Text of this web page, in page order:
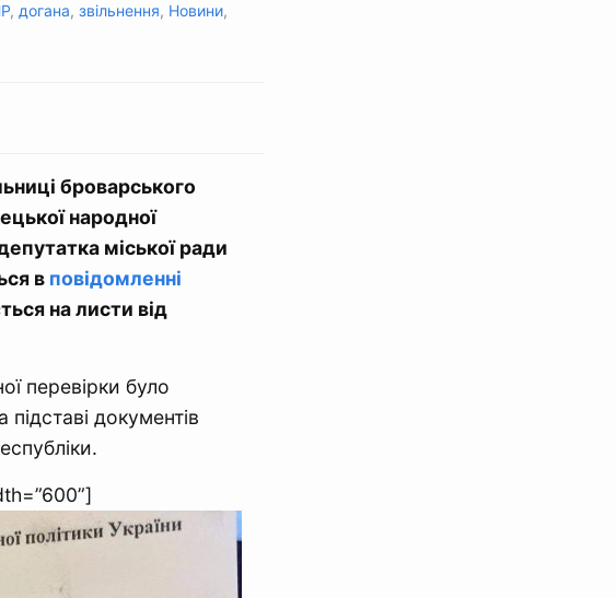
, догана, звільнення, Новини,
броварського
народної
міської ради
в повідомленні
на листи від
перевірки було
документів